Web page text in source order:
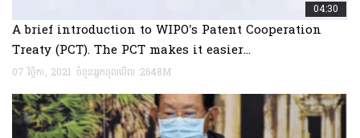
04:30
A brief introduction to WIPO’s Patent Cooperation
Treaty (PCT). The PCT makes it easier...
07 វិច្ឆិកា, 2021 ចំនួនអ្នកចូលមើល :2648M